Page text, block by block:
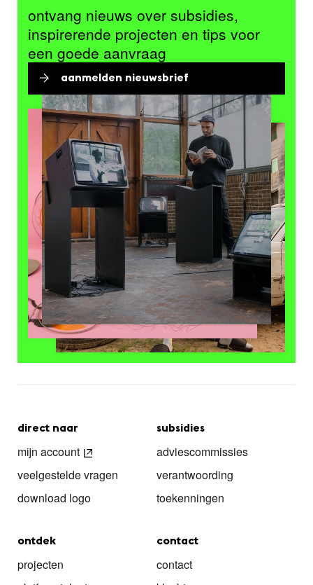
ontvang nieuws over subsidies,
inspirerende projecten en tips voor
een goede aanvraag
aanmelden nieuwsbrief
direct naar
mijn account
veelgestelde vragen
download logo
subsidies
adviescommissies
verantwoording
toekenningen
ontdek
projecten
contact
contact